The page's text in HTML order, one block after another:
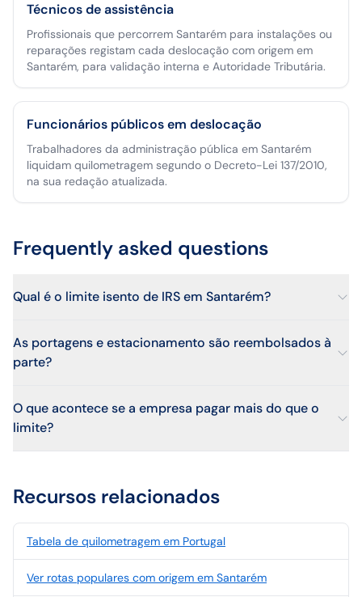
Técnicos de assistência
Profissionais que percorrem Santarém para instalações ou
reparações registam cada deslocação com origem em
Santarém, para validação interna e Autoridade Tributária.
Funcionários públicos em deslocação
Trabalhadores da administração pública em Santarém
liquidam quilometragem segundo o Decreto-Lei 137/2010,
na sua redação atualizada.
Frequently asked questions
Qual é o limite isento de IRS em Santarém?
As portagens e estacionamento são reembolsados à
parte?
O que acontece se a empresa pagar mais do que o
limite?
Recursos relacionados
Tabela de quilometragem em Portugal
Ver rotas populares com origem em Santarém